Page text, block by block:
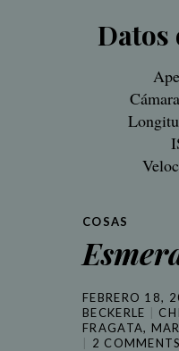
Datos
COSAS
FEBRERO 18,
BECKERLE
FRAGATA,
2 COMMENTS